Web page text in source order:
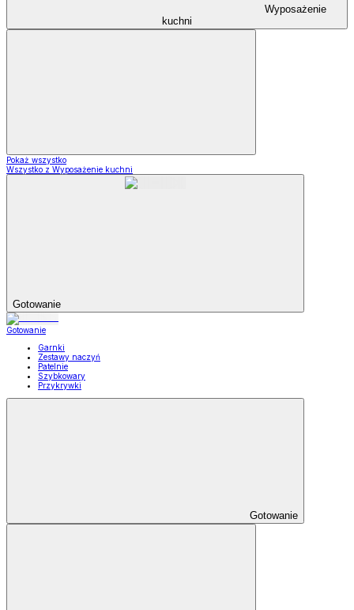
Wyposażenie
kuchni
Pokaż wszystko
Wszystko z Wyposażenie kuchni
Gotowanie
Gotowanie
Garnki
Zestawy naczyń
Patelnie
Szybkowary
Przykrywki
Gotowanie